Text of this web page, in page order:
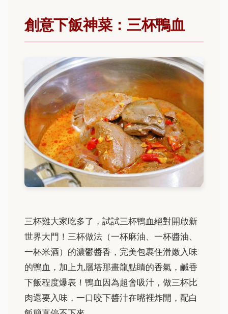
創意下飯神菜：三杯鴨血
三杯雞大家吃多了，試試三杯鴨血絕對開啟新
世界大門！三杯做法（一杯麻油、一杯醬油、
一杯米酒）的濃鬱醬香，完美包裹住滑嫩入味
的鴨血，加上九層塔那畫龍點睛的香氣，鹹香
下飯程度爆表！鴨血因為超會吸汁，做三杯比
肉還要入味，一口咬下醬汁在嘴裡炸開，配白